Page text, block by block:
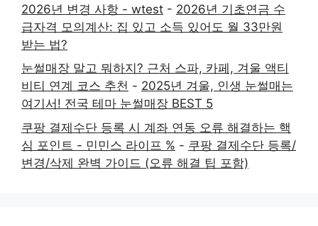
2026년 변경 사항 - wtest - 2026년 기초연금 수
급자격 모의계산: 집 있고 소득 있어도 월 33만원
받는 법?
눈썰매장 말고 뭐하지? 근처 스파, 카페, 겨울 액티
비티 연계 코스 추천 - 2025년 겨울, 인생 눈썰매는
여기서! 전국 테마 눈썰매장 BEST 5
쿠팡 결제수단 등록 시 계좌 연동 오류 해결하는 핵
심 포인트 - 민민스 라이프 % - 쿠팡 결제수단 등록/
변경/삭제 완벽 가이드 (오류 해결 팁 포함)